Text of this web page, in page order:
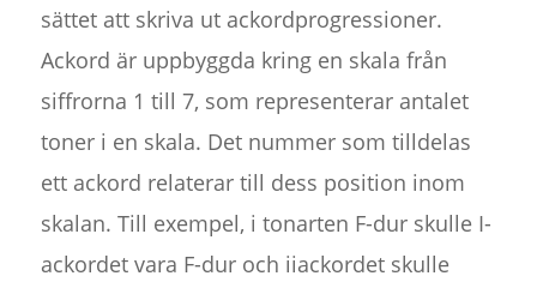
sättet att skriva ut ackordprogressioner.
Ackord är uppbyggda kring en skala från
siffrorna 1 till 7, som representerar antalet
toner i en skala. Det nummer som tilldelas
ett ackord relaterar till dess position inom
skalan. Till exempel, i tonarten F-dur skulle I-
ackordet vara F-dur och iiackordet skulle